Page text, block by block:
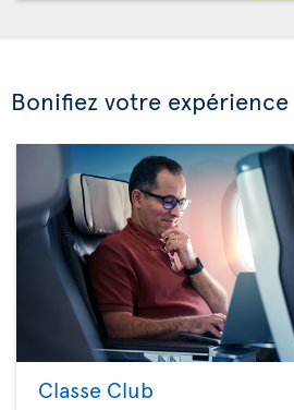
Bonifiez votre
Classe Club